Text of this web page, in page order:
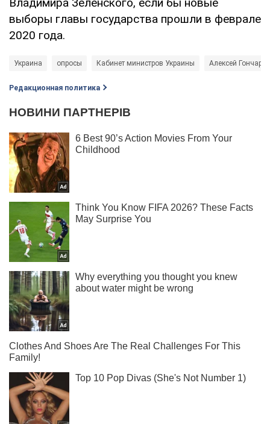
Владимира Зеленского, если бы новые
выборы главы государства прошли в феврале
2020 года.
Украина опросы Кабинет министров Украины Алексей Гончарук
Редакционная политика